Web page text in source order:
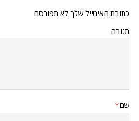
כתובת האימייל שלך לא תפורסם
תגובה
שם*